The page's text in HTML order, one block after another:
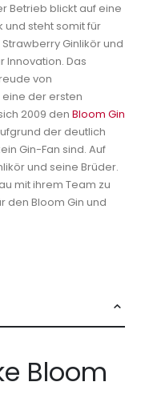
Betrieb blickt auf eine
und steht somit für
Ginlikör und
Innovation. Das
von
der ersten
2009 den Bloom Gin
der deutlich
Gin-Fan sind. Auf
und seine Brüder.
mit ihrem Team zu
den Bloom Gin und
Bloom